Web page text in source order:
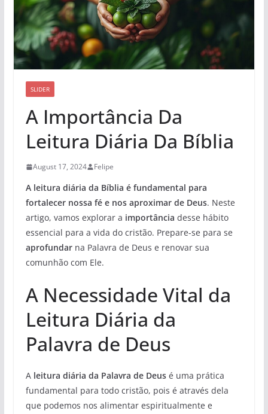
SLIDER
A Importância Da
Leitura Diária Da Bíblia
August 17, 2024 Felipe
A leitura diária da Bíblia é fundamental para
fortalecer nossa fé e nos aproximar de Deus. Neste
artigo, vamos explorar a importância desse hábito
essencial para a vida do cristão. Prepare-se para se
aprofundarna Palavra de Deus e renovar sua
comunhão com Ele.
A Necessidade Vital da
Leitura Diária da
Palavra de Deus
A leitura diária da Palavra de Deusé uma prática
fundamental para todo cristão, pois é através dela
que podemos nos alimentar espiritualmente e